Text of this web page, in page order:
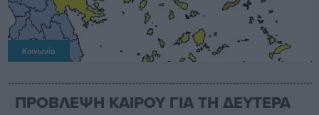
Κοινωνία
ΠΡΟΒΛΕΨΗ ΚΑΙΡΟΥ ΓΙΑ ΤΗ ΔΕΥΤΕΡΑ